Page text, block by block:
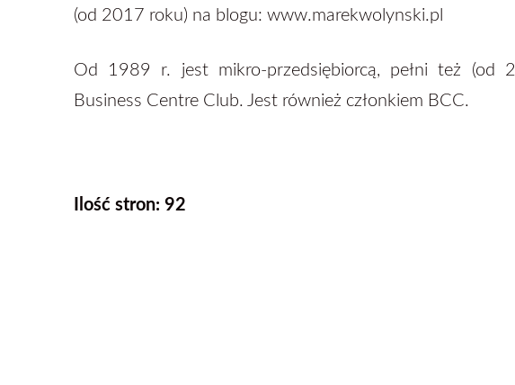
(od 2017 roku) na blogu: www.marekwolynski.pl
Od 1989 r. jest mikro-przedsiębiorcą, pełni też (od
Business Centre Club. Jest również członkiem BCC.
Ilość stron: 92